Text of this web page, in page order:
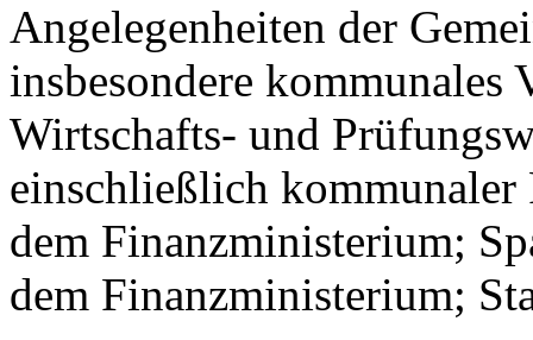
Angelegenheiten der
insbesondere kommunales
Wirtschafts- und
einschließlich kommunaler
dem Finanzministerium;
dem Finanzministerium;